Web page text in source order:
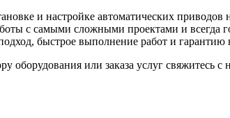
и настройке автоматических
с самыми сложными проектами и всегда
быстрое выполнение работ и гарантию
или заказа услуг свяжитесь